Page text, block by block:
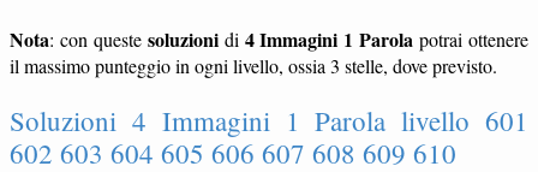
Nota: con queste soluzionidi 4 Immagini 1 Parola potrai ottenere
il massimo punteggio in ogni livello, ossia 3 stelle, dove previsto.
Soluzioni 4 Immagini 1 Parola livello 601
602 603 604 605 606 607 608 609 610